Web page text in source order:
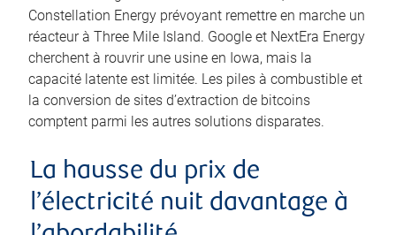
Constellation Energy prévoyant remettre en marche un
réacteur à Three Mile Island. Google et NextEra Energy
cherchent à rouvrir une usine en Iowa, mais la
capacité latente est limitée. Les piles à combustible et
la conversion de sites d’extraction de bitcoins
comptent parmi les autres solutions disparates.
La hausse du prix de
l’électricité nuit davantage à